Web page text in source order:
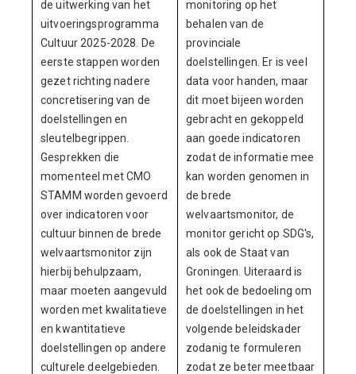
de uitwerking van het
uitvoeringsprogramma
Cultuur 2025-2028. De
eerste stappen worden
gezet richting nadere
concretisering van de
doelstellingen en
sleutelbegrippen.
Gesprekken die
momenteel met CMO
STAMM worden gevoerd
over indicatoren voor
cultuur binnen de brede
welvaartsmonitor zijn
hierbij behulpzaam,
maar moeten aangevuld
worden met kwalitatieve
en kwantitatieve
doelstellingen op andere
culturele deelgebieden.
monitoring op het
behalen van de
provinciale
doelstellingen. Er is veel
data voor handen, maar
dit moet bijeen worden
gebracht en gekoppeld
aan goede indicatoren
zodat de informatie mee
kan worden genomen in
de brede
welvaartsmonitor, de
monitor gericht op SDG's,
als ook de Staat van
Groningen. Uiteraard is
het ook de bedoeling om
de doelstellingen in het
volgende beleidskader
zodanig te formuleren
zodat ze beter meetbaar